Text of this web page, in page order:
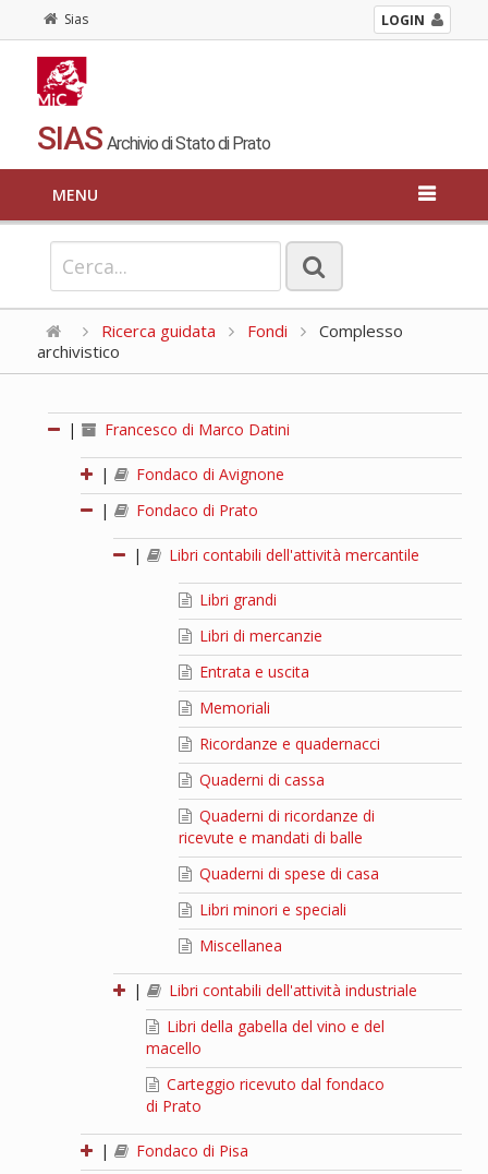
Sias LOGIN
SIAS Archivio di Stato di Prato
MENU
Ricerca guidata Fondi
Complesso
archivistico
| Francesco di Marco Datini
|
Fondaco di Avignone
|
Fondaco di Prato
| Libri contabili dell'attività mercantile
Libri grandi
Libri di mercanzie
Entrata e uscita
Memoriali
Ricordanze e quadernacci
Quaderni di cassa
Quaderni di ricordanze di
ricevute e mandati di balle
Quaderni di spese di casa
Libri minori e speciali
Miscellanea
|
Libri contabili dell'attività industriale
Libri della gabella del vino e del
macello
Carteggio ricevuto dal fondaco
di Prato
|
Fondaco di Pisa